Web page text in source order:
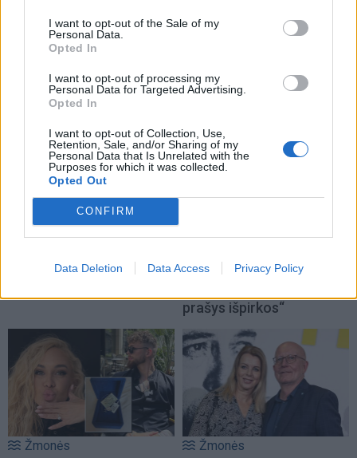
I want to opt-out of the Sale of my
Personal Data.
Opted In
I want to opt-out of processing my
Personal Data for Targeted Advertising.
Opted In
I want to opt-out of Collection, Use,
Retention, Sale, and/or Sharing of my
Personal Data that Is Unrelated with the
Purposes for which it was collected.
Opted Out
CONFIRM
Data Deletion Data Access Privacy Policy
Žmonės
Vaidas Baumila: „Aš
nebijau santykių
nuobodumo" (2)
Žmonės
Mirė filmų „Pano
žvaigždė
Živilė Pinskuvienė įsileido
kaip ankstų rytą lepina
Ruslanas Kirilkinas
Šventojoje dingo mylimas
prašys išpirkos“
Žmonės Žmonės